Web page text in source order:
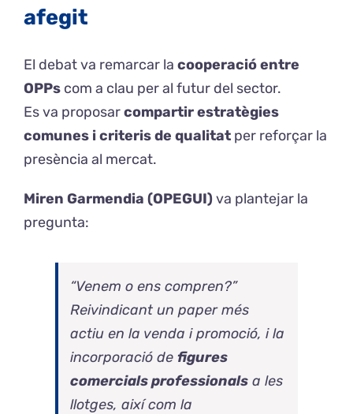
afegit
El debat va remarcar la cooperació entre
OPPs com a clau per al futur del sector.
Es va proposarcompartir estratègies
comunes i criteris de qualitat per reforçar la
presència al mercat.
Miren Garmendia (OPEGUI)va plantejar la
pregunta:
“Venem o ens compren?”
Reivindicant un paper més
actiu en la venda i promoció, i la
incorporació de figures
comercials professionals a les
llotges, així com la